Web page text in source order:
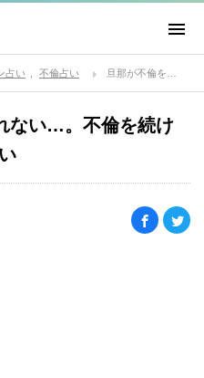
占い 不倫占い
ない…。不倫を続け